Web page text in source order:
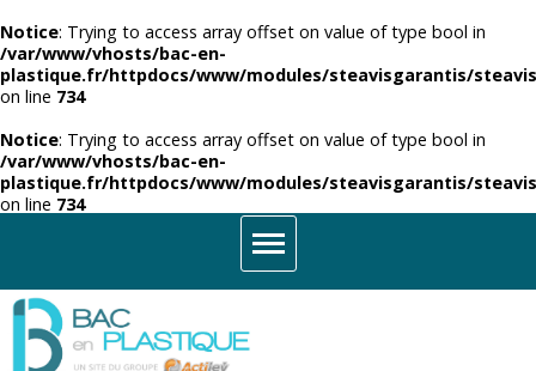
Notice: Trying to access array offset on value of type bool in
/var/www/vhosts/bac-en-
plastique.fr/httpdocs/www/modules/steavisgarantis/
on line 734
Notice: Trying to access array offset on value of type bool in
/var/www/vhosts/bac-en-
plastique.fr/httpdocs/www/modules/steavisgarantis/
on line 734